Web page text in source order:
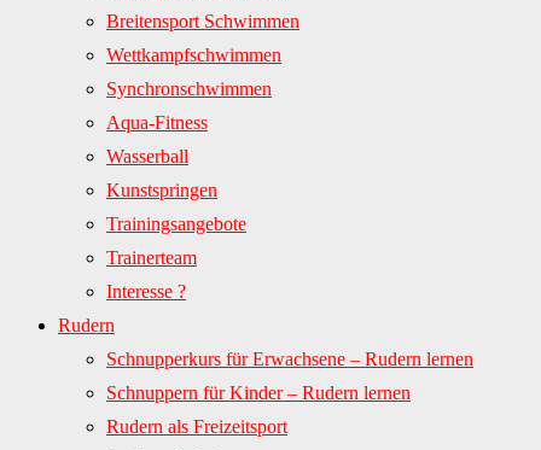
Breitensport Schwimmen
Wettkampfschwimmen
Synchronschwimmen
Aqua-Fitness
Wasserball
Kunstspringen
Trainingsangebote
Trainerteam
Interesse ?
Rudern
Schnupperkurs für Erwachsene – Rudern lernen
Schnuppern für Kinder – Rudern lernen
Rudern als Freizeitsport